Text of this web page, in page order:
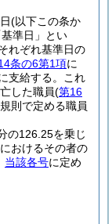
(以下この条か
準日」とい
れぞれ基準日の
条の6第1項に
支給する。
これ
した職員(第16
則で定める職員
の126.25を乗じ
おけるその者の
当該各号に定め